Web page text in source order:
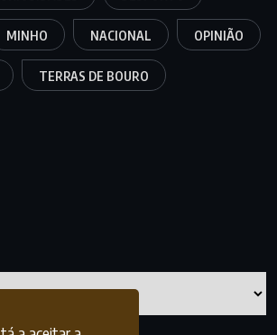
MINHO NACIONAL OPINIÃO
TERRAS DE BOURO